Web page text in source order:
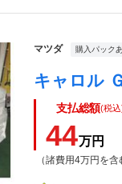
マツダ 購入パック
支払総額(税
44万円
（諸費用4万円を含